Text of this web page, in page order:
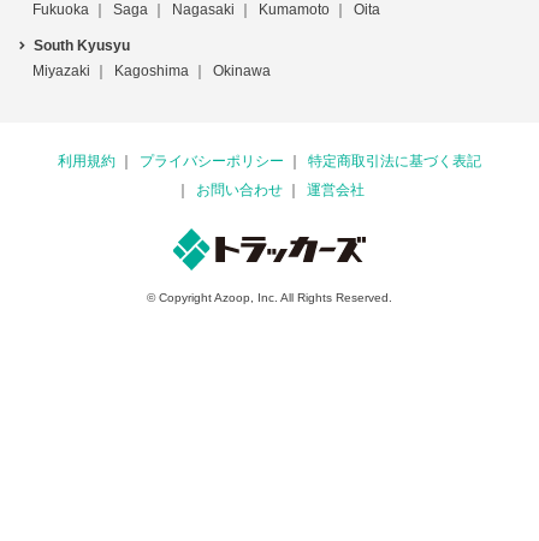
Fukuoka
Saga Nagasaki Kumamoto Oita
South Kyusyu
Miyazaki
Kagoshima Okinawa
利用規約 プライバシーポリシー
特定商取引法に基づく表記
お問い合わせ
運営会社
© Copyright Azoop, Inc. All Rights Reserved.